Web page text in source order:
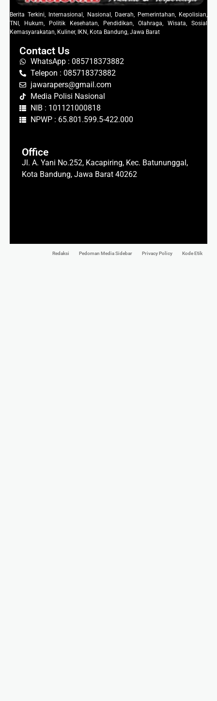
Berita Terkini, Internasional, Nasional, Daerah, Pemerintahan, Kepolisian,
TNI, Hukum, Politik Kesehatan, Pendidikan, Olahraga, Wisata, Sosial
Kemasyarakatan, Kuliner, IKN, Kota Bandung, Jawa Barat
Contact Us
WhatsApp : 085718373882
Telepon : 085718373882
jawarapers@gmail.com
Media Polisi Nasional
NIB : 101121000818
NPWP : 65.801.599.5-422.000
Office
Jl. A. Yani No.252, Kacapiring, Kec. Batununggal,
Kota Bandung, Jawa Barat 40262
Redaksi Pedoman Media Sidebar Privacy Policy Kode Etik